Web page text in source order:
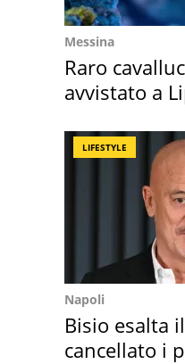
Messina
Raro
avvistato a
LIFESTYLE
Napoli
Bisio esalta
cancellato i